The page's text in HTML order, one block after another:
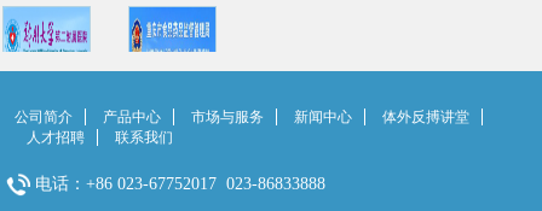
公司简介 产品中心 市场与服务 新闻中心
体外反搏讲堂
人才招聘
联系我们
电话：+86 023-67752017 023-86833888